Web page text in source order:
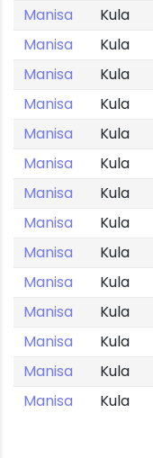
Manisa
Kula
Manisa
Kula
Manisa
Kula
Manisa
Kula
Manisa
Kula
Manisa
Kula
Manisa
Kula
Manisa
Kula
Manisa
Kula
Manisa
Kula
Manisa
Kula
Manisa
Kula
Manisa
Kula
Manisa
Kula